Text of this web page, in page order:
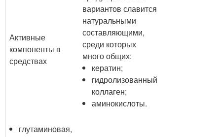
Активные
компоненты в
средствах
вариантов славится
натуральными
составляющими,
среди которых
много общих:
кератин;
гидролизованный
коллаген;
аминокислоты.
глутаминовая,